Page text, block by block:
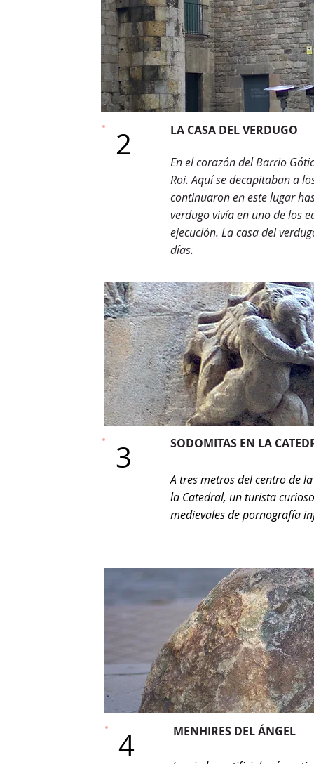
LA CASA DEL VERDUGO
En el corazón del Barrio
Roi. Aquí se decapitaban a
continuaron en este lugar
verdugo vivía en uno de los
ejecución. La casa del
días.
2
3 SODOMITAS EN LA
A tres metros del centro de
la Catedral, un turista
medievales de pornografía
4 MENHIRES DEL ÁNGEL